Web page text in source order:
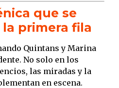
que se
primera fila
Quintans y Marina
No solo en los
las miradas y la
en escena.